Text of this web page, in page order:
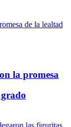
la promesa